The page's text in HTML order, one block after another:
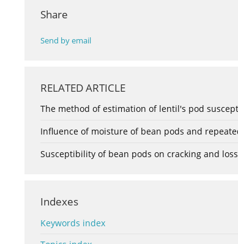
Share
Send by email
RELATED ARTICLE
The method of estimation of lentil's pod
Influence of moisture of bean pods and
Susceptibility of bean pods on cracking and
Indexes
Keywords index